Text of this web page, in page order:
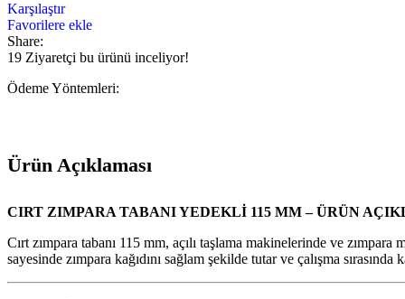
Karşılaştır
Favorilere ekle
Share:
19 Ziyaretçi bu ürünü inceliyor!
Ödeme Yöntemleri:
Ürün Açıklaması
CIRT ZIMPARA TABANI YEDEKLİ 115 MM – ÜRÜN
Cırt zımpara tabanı 115 mm, açılı taşlama makinelerinde ve
sayesinde zımpara kağıdını sağlam şekilde tutar ve çalışma sırasında